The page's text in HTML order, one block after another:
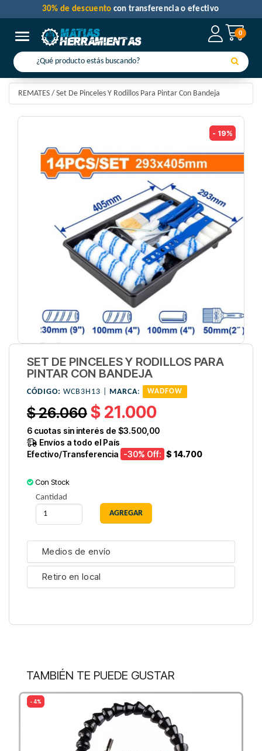
0
Toggle navigation
30% de descuentocon transferencia o efectivo
REMATES / Set De Pinceles Y Rodillos Para Pintar Con Bandeja
- 19%
SET DE PINCELES Y RODILLOS PARA
PINTAR CON BANDEJA
CÓDIGO: WCB3H13 | MARCA: WADFOW
$ 26.060 $ 21.000
6 cuotas sin interés de $3.500,00
Envíos a todo el País
Efectivo/Transferencia -30% Off: $ 14.700
Con Stock
Cantidad
Medios de envío
Retiro en local
TAMBIÉN TE PUEDE GUSTAR
- 4%